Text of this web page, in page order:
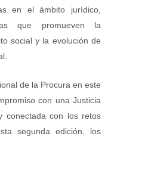
en el ámbito jurídico,
que promueven la
social y la evolución de
de la Procura en este
con una Justicia
conectada con los retos
segunda edición, los